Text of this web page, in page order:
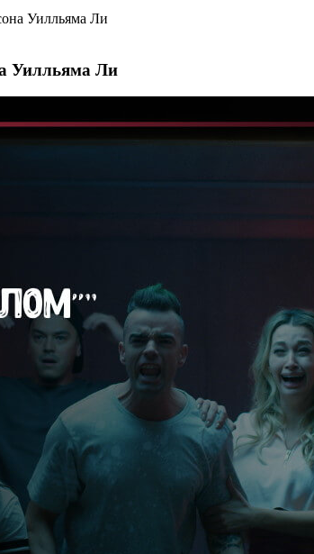
Уилльяма Ли
Уилльяма Ли